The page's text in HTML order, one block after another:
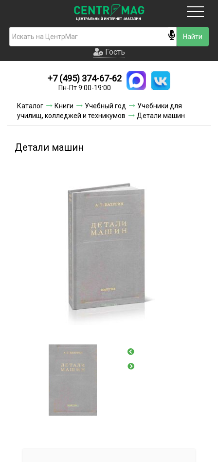
Гость
Новинки
Условия доставки
Гость
+7 (495) 374-67-62
Пн-Пт 9:00-19:00
Каталог Книги Учебный год
Учебники для
училищ, колледжей и техникумов
Детали машин
Детали машин